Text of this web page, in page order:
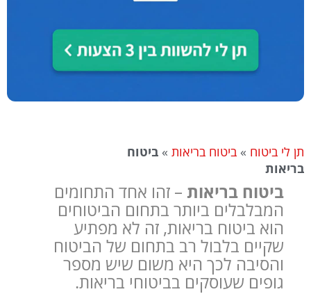
תן לי ביטוח » ביטוח בריאות » ביטוח
בריאות
ביטוח בריאות – זהו אחד התחומים
המבלבלים ביותר בתחום הביטוחים
הוא ביטוח בריאות, זה לא מפתיע
שקיים בלבול רב בתחום של הביטוח
והסיבה לכך היא משום שיש מספר
גופים שעוסקים בביטוחי בריאות.